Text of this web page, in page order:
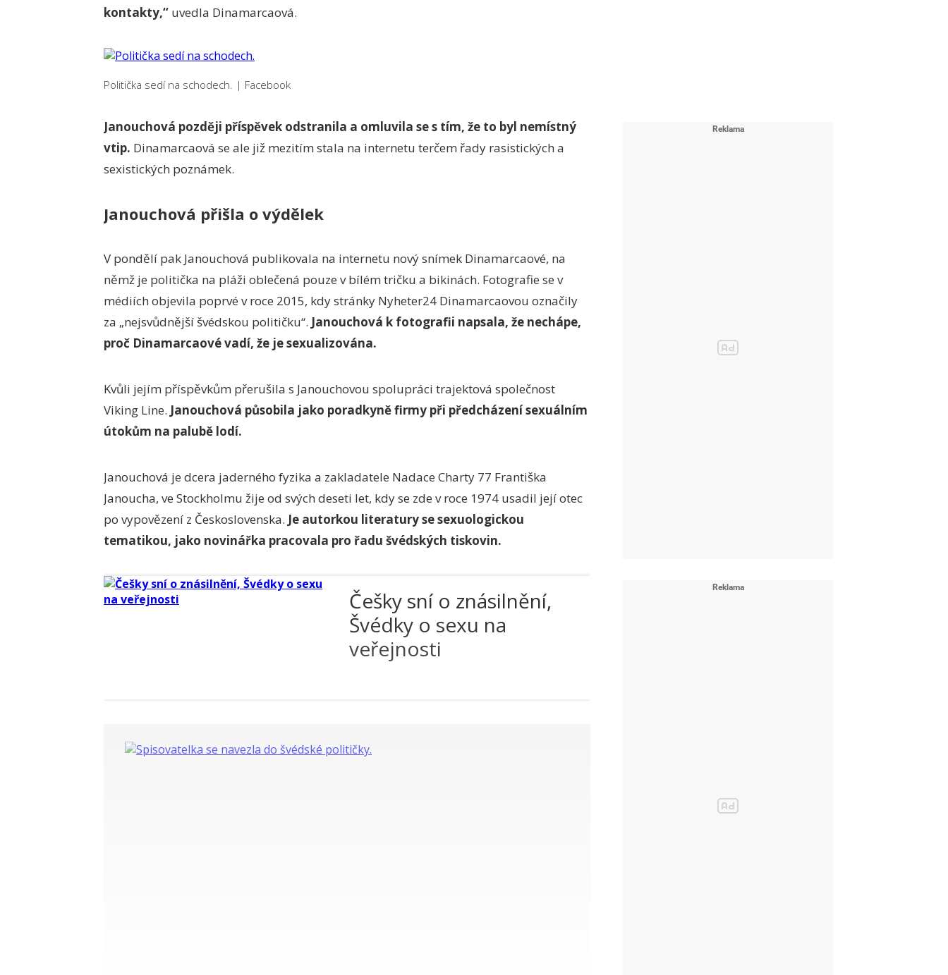
kontakty,“ uvedla Dinamarcaová.
Politička sedí na schodech. | Facebook
Janouchová později příspěvek odstranila a omluvila se s tím, že to byl nemístný
vtip. Dinamarcaová se ale již mezitím stala na internetu terčem řady rasistických a
sexistických poznámek.
Janouchová přišla o výdělek
V pondělí pak Janouchová publikovala na internetu nový snímek Dinamarcaové, na
němž je politička na pláži oblečená pouze v bílém tričku a bikinách. Fotografie se v
médiích objevila poprvé v roce 2015, kdy stránky Nyheter24 Dinamarcaovou označily
za „nejsvůdnější švédskou političku“. Janouchová k fotografii napsala, že nechápe,
proč Dinamarcaové vadí, že je sexualizována.
Kvůli jejím příspěvkům přerušila s Janouchovou spolupráci trajektová společnost
Viking Line. Janouchová působila jako poradkyně firmy při předcházení sexuálním
útokům na palubě lodí.
Janouchová je dcera jaderného fyzika a zakladatele Nadace Charty 77 Františka
Janoucha, ve Stockholmu žije od svých deseti let, kdy se zde v roce 1974 usadil její otec
po vypovězení z Československa. Je autorkou literatury se sexuologickou
tematikou, jako novinářka pracovala pro řadu švédských tiskovin.
Češky sní o znásilnění,
Švédky o sexu na
veřejnosti